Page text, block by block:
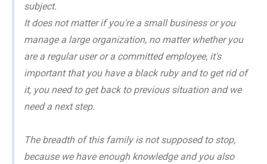
subject.
It does not matter if you're a small business or you
manage a large organization, no matter whether you
are a regular user or a committed employee, it's
important that you have a black ruby and to get rid of
it, you need to get back to previous situation and we
need a next step.
The breadth of this family is not supposed to stop,
because we have enough knowledge and you also